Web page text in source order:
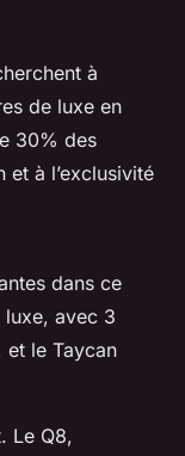
à
de luxe en
30% des
à l’exclusivité
dans ce
luxe, avec 3
et le Taycan
Le Q8,